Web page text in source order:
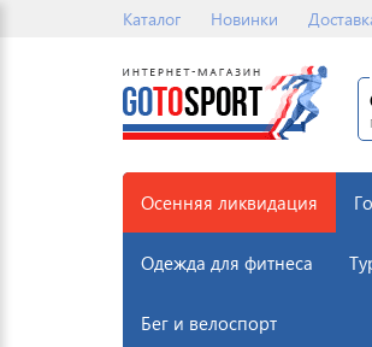
Каталог Новинки
Осенняя ликвидация
Одежда для фитнеса
Бег и велоспорт